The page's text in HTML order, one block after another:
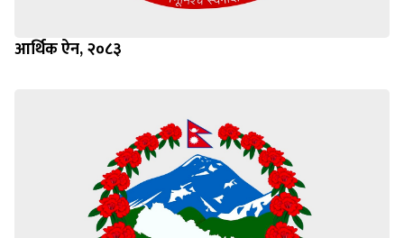
आर्थिक ऐन, २०८३